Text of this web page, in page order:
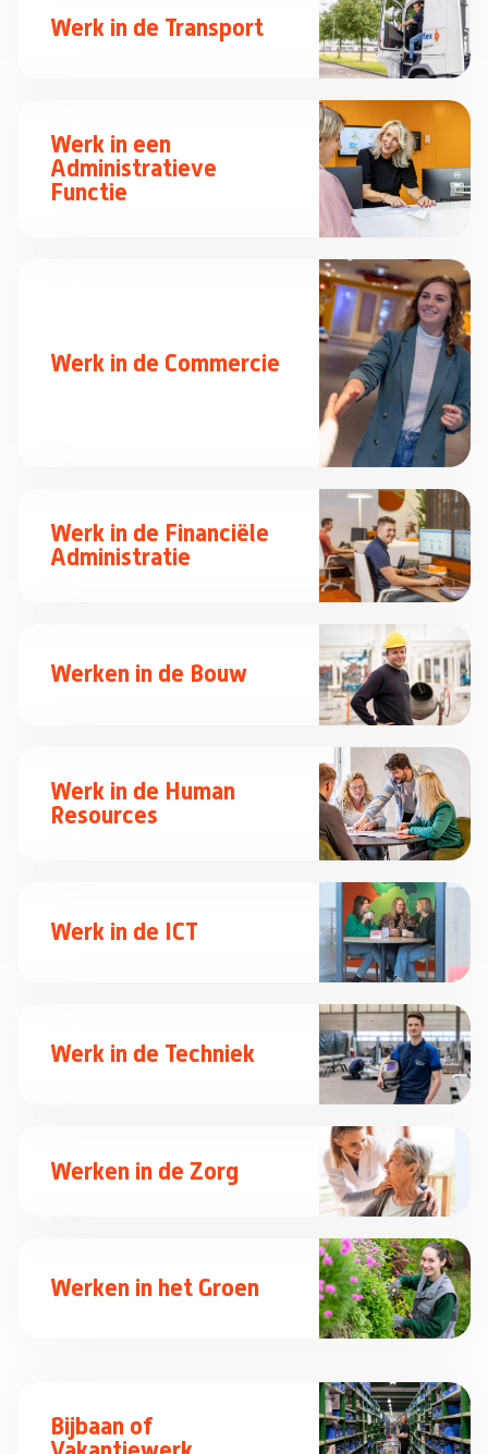
Werk in de Transport
Werk in een
Administratieve
Functie
Werk in de Commercie
Werk in de Financiële
Administratie
Werken in de Bouw
Werk in de Human
Resources
Werk in de ICT
Werk in de Techniek
Werken in de Zorg
Werken in het Groen
Bijbaan of